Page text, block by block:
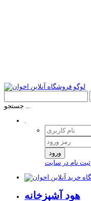
جستجو ...
.
ورود
ثبت نام در سایت
هود آشپزخانه